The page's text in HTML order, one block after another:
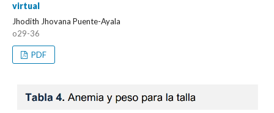
virtual
Jhodith Jhovana Puente-Ayala
o29-36
PDF